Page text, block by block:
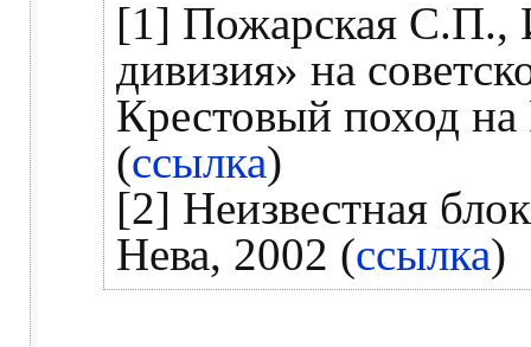
[1] Пожарская С.П.,
дивизия» на
Крестовый поход
(ссылка)
[2] Неизвестная
Нева, 2002 (ссылка)